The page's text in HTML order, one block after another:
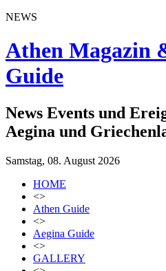
NEWS
Athen Magazin
Guide
News Events und
Aegina und
Samstag, 08. August 2026
HOME
<>
Athen Guide
<>
Aegina Guide
<>
GALLERY